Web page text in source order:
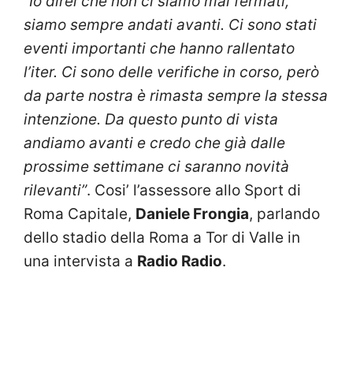
siamo sempre andati avanti. Ci sono stati
eventi importanti che hanno rallentato
l’iter. Ci sono delle verifiche in corso, però
da parte nostra è rimasta sempre la stessa
intenzione. Da questo punto di vista
andiamo avanti e credo che già dalle
prossime settimane ci saranno novità
rilevanti”. Cosi’ l’assessore allo Sport di
Roma Capitale, Daniele Frongia, parlando
dello stadio della Roma a Tor di Valle in
una intervista a Radio Radio.